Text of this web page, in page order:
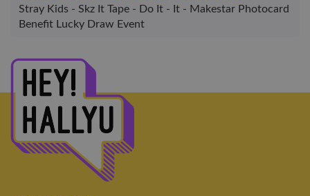
Stray Kids - Skz It Tape - Do It - It - Makestar Photocard
Benefit Lucky Draw Event